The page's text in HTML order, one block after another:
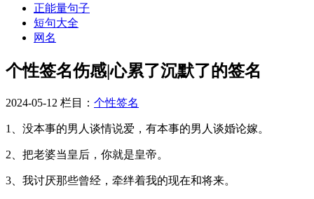
正能量句子
短句大全
网名
个性签名伤感|心累了沉默了的签名
2024-05-12 栏目： 个性签名
1、没本事的男人谈情说爱，有本事的男人谈婚论嫁。
2、把老婆当皇后，你就是皇帝。
3、我讨厌那些曾经，牵绊着我的现在和将来。